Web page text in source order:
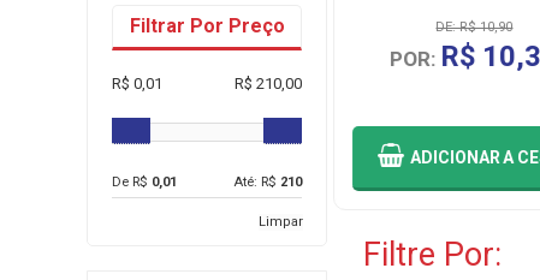
Filtrar Por Preço
R$ 0,01 R$ 210,00
De R$ 0,01 Até: R$ 210
Limpar
DE: R$ 28,90
R$ 27,46
DE: R$ 10,90
POR: R$
ADICIONARA
Filtre Por: